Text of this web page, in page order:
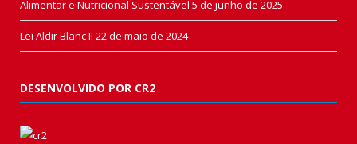
Alimentar e Nutricional Sustentável 5 de junho de 2025
Lei Aldir Blanc II 22 de maio de 2024
DESENVOLVIDO POR CR2